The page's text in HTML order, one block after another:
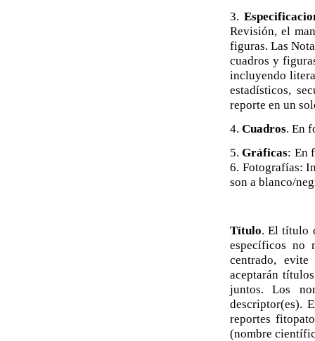
3.
Revisión, el
figuras. Las
cuadros y
incluyendo
estadísticos,
reporte en un
4. Cuadros. En
5.Gráficas: En
6. Fotografías:
son a blanco/
Título. El título
específicos no
centrado,
aceptarán
juntos. Los
descriptor(es).
reportes
(nombre